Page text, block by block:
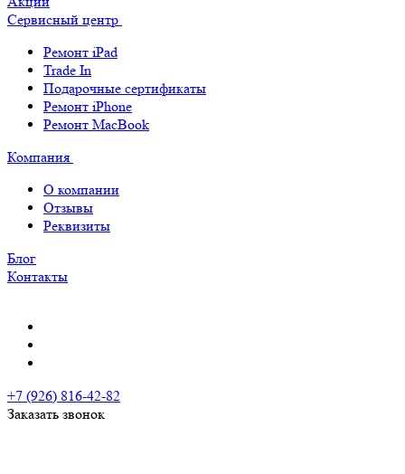
Сервисный центр
Ремонт iPad
Trade In
Подарочные сертификаты
Ремонт iPhone
Ремонт MacBook
Компания
О компании
Отзывы
Реквизиты
Блог
Контакты
+7 (926) 816-42-82
Заказать звонок